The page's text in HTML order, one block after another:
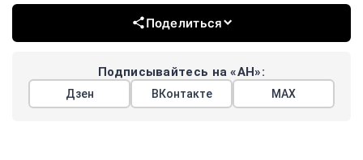
Поделиться
Подписывайтесь на «АН»:
Дзен ВКонтакте МАХ